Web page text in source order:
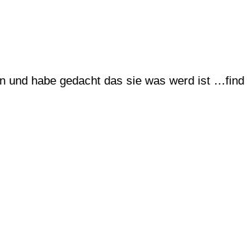
und habe gedacht das sie was werd ist